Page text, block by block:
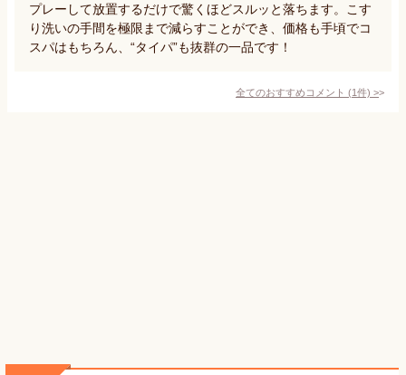
プレーして放置するだけで驚くほどスルッと落ちます。こす
り洗いの手間を極限まで減らすことができ、価格も手頃でコ
スパはもちろん、“タイパ”も抜群の一品です！
全てのおすすめコメント (1件) >